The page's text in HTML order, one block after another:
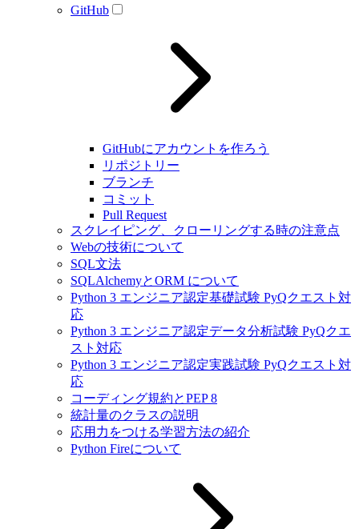
GitHub
GitHubにアカウントを作ろう
リポジトリー
ブランチ
コミット
Pull Request
スクレイピング、クローリングする時の注意点
Webの技術について
SQL文法
SQLAlchemyとORM について
Python 3 エンジニア認定基礎試験 PyQクエスト対
応
Python 3 エンジニア認定データ分析試験 PyQクエ
スト対応
Python 3 エンジニア認定実践試験 PyQクエスト対
応
コーディング規約とPEP 8
統計量のクラスの説明
応用力をつける学習方法の紹介
Python Fireについて